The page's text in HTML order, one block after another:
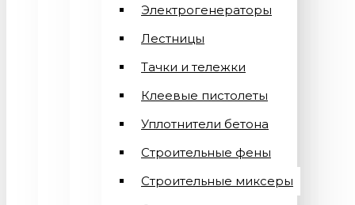
Электрогенераторы
Лестницы
Тачки и тележки
Клеевые пистолеты
Уплотнители бетона
Строительные фены
Строительные миксеры